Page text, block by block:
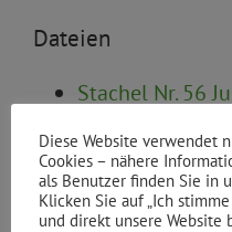
Dateien
Stachel Nr. 56
Von | 24.06.2016
Diese Website verwendet
Cookies – nähere
als Benutzer finden Sie in
Klicken Sie auf „Ich
und direkt unsere Website